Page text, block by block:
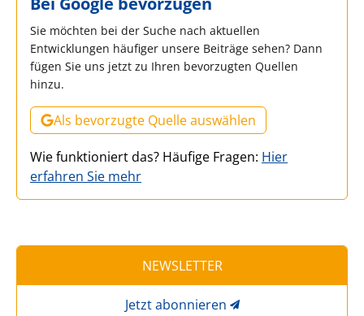
Sie möchten bei der Suche nach aktuellen
Entwicklungen häufiger unsere Beiträge sehen? Dann
fügen Sie uns jetzt zu Ihren bevorzugten Quellen
hinzu.
Als bevorzugte Quelle auswählen
Wie funktioniert das? Häufige Fragen: Hier
erfahren Sie mehr
NEWSLETTER
Jetzt abonnieren